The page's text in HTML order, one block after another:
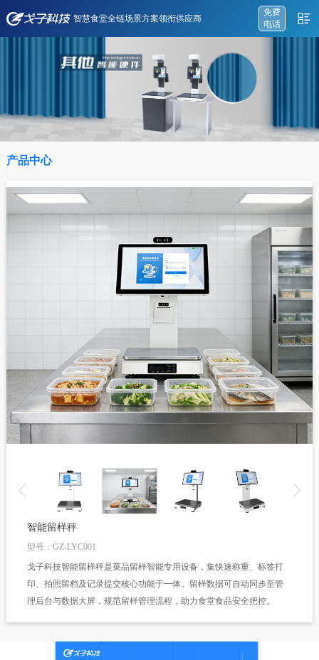
智慧食堂全链场景方案领衔供应商
免费
电话
产品中心
智能留样秤
型号：GZ-LYC001
戈子科技智能留样秤是菜品留样智能专用设备，集快速称重、标签打
印、拍照留档及记录提交核心功能于一体。留样数据可自动同步至管
理后台与数据大屏，规范留样管理流程，助力食堂食品安全把控。